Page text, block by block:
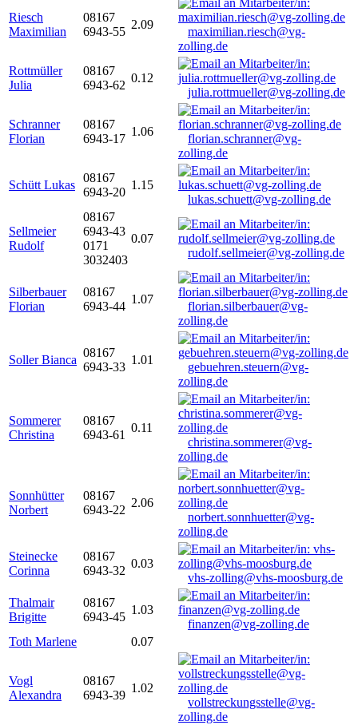
Riesch
Maximilian
08167
6943-55
2.09
maximilian.riesch@vg-
zolling.de
Rottmüller
Julia
08167
6943-62
0.12
julia.rottmueller@vg-zolling.de
Schranner
Florian
08167
6943-17
1.06
florian.schranner@vg-
zolling.de
Schütt Lukas
08167
6943-20
1.15
lukas.schuett@vg-zolling.de
Sellmeier
Rudolf
08167
6943-43
0171
3032403
0.07
rudolf.sellmeier@vg-zolling.de
Silberbauer
Florian
08167
6943-44
1.07
florian.silberbauer@vg-
zolling.de
Soller Bianca
08167
6943-33
1.01
gebuehren.steuern@vg-
zolling.de
Sommerer
Christina
08167
6943-61
0.11
christina.sommerer@vg-
zolling.de
Sonnhütter
Norbert
08167
6943-22
2.06
norbert.sonnhuetter@vg-
zolling.de
Steinecke
Corinna
08167
6943-32
0.03
vhs-zolling@vhs-moosburg.de
Thalmair
Brigitte
08167
6943-45
1.03
finanzen@vg-zolling.de
Toth Marlene
0.07
Vogl
Alexandra
08167
6943-39
1.02
vollstreckungsstelle@vg-
zolling.de